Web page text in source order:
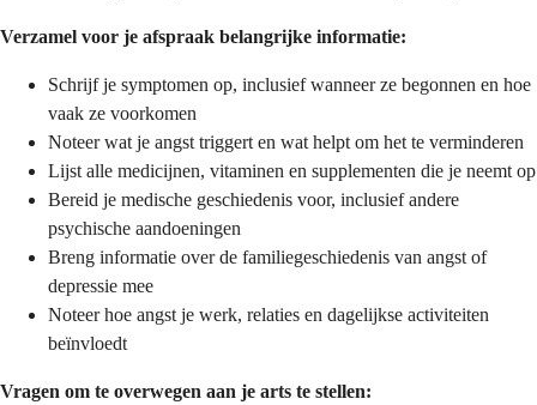
Verzamel voor je afspraak belangrijke informatie:
Schrijf je symptomen op, inclusief wanneer ze begonnen en hoe
vaak ze voorkomen
Noteer wat je angst triggert en wat helpt om het te verminderen
Lijst alle medicijnen, vitaminen en supplementen die je neemt op
Bereid je medische geschiedenis voor, inclusief andere
psychische aandoeningen
Breng informatie over de familiegeschiedenis van angst of
depressie mee
Noteer hoe angst je werk, relaties en dagelijkse activiteiten
beïnvloedt
Vragen om te overwegen aan je arts te stellen: